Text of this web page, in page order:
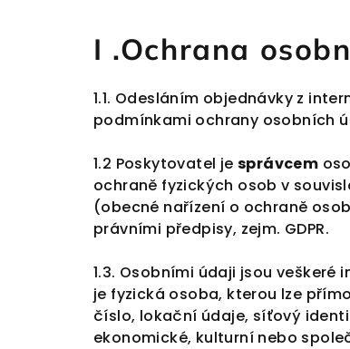
I .Ochrana
1.1. Odesláním objednávky z
podmínkami ochrany osobních
1.2 Poskytovatel je správcem
ochraně fyzických osob v
(obecné nařízení o ochraně
právními předpisy, zejm. GDPR.
1.3. Osobními údaji jsou veškeré
je fyzická osoba, kterou lze
číslo, lokační údaje, síťový
ekonomické, kulturní nebo